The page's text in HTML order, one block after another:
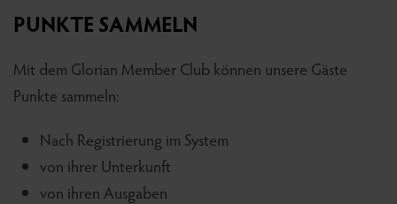
PUNKTE SAMMELN
Mit dem Glorian Member Club können unsere Gäste
Punkte sammeln:
Nach Registrierung im System
von ihrer Unterkunft
von ihren Ausgaben